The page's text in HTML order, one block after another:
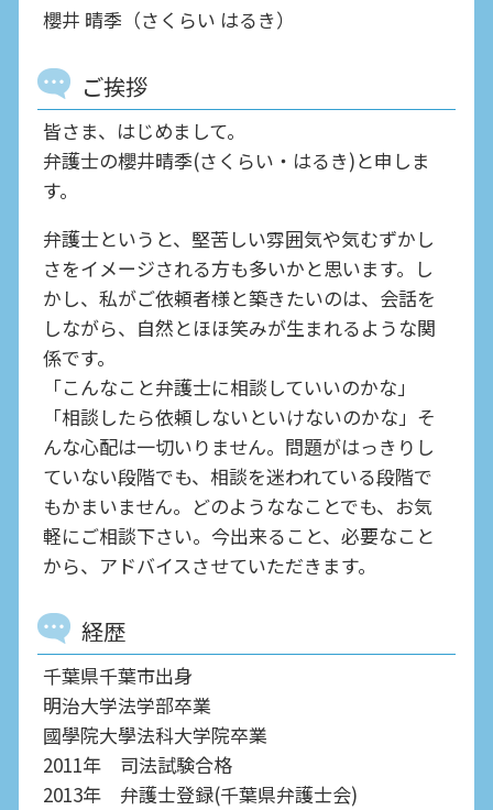
櫻井 晴季（さくらい はるき）
ご挨拶
皆さま、はじめまして。
弁護士の櫻井晴季(さくらい・はるき)と申しま
す。
弁護士というと、堅苦しい雰囲気や気むずかし
さをイメージされる方も多いかと思います。し
かし、私がご依頼者様と築きたいのは、会話を
しながら、自然とほほ笑みが生まれるような関
係です。
「こんなこと弁護士に相談していいのかな」
「相談したら依頼しないといけないのかな」そ
んな心配は一切いりません。問題がはっきりし
ていない段階でも、相談を迷われている段階で
もかまいません。どのようななことでも、お気
軽にご相談下さい。今出来ること、必要なこと
から、アドバイスさせていただきます。
経歴
千葉県千葉市出身
明治大学法学部卒業
國學院大學法科大学院卒業
2011年 司法試験合格
2013年 弁護士登録(千葉県弁護士会)